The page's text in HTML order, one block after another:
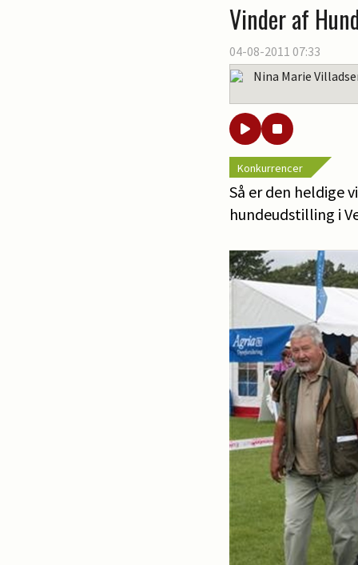
Vinder af
04-08-2011 07:33
Nina Marie
Konkurrencer
Så er den heldige
hundeudstilling i